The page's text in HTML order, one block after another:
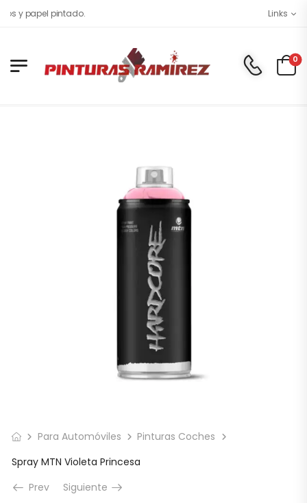
y papel pintado. Links
0
Para Automóviles
Pinturas Coches
Spray MTN Violeta Princesa
Prev
Siguiente